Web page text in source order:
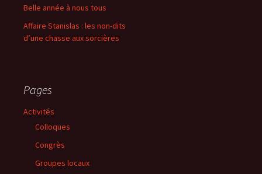
Belle année à nous tous
Affaire Stanislas : les non-dits
d’une chasse aux sorcières
Pages
Activités
Colloques
Congrès
Groupes locaux